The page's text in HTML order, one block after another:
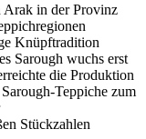
Arak in der Provinz
Knüpftradition
Sarough wuchs erst
die Produktion
Teppiche zum
Stückzahlen